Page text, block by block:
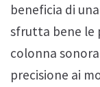
beneficia di
sfrutta bene le
colonna
precisione ai